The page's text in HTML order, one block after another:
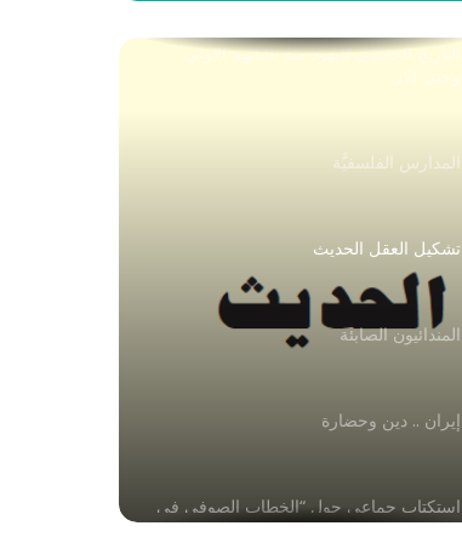
التاريخ الحقيقي لليهود منذ نشأتهم الأولى
المدارس الفلسفيَّة
تشكيل العقل الحديث
المندائيون الصابئة
إيران .. دين وحضارة
استكتاب جماعي حول “الخطاب الصوفي في
الفكر الإنساني”